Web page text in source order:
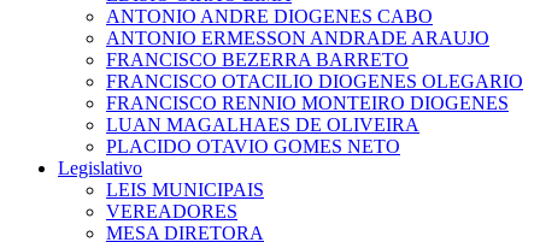
ANTONIO ANDRE DIOGENES CABO
ANTONIO ERMESSON ANDRADE ARAUJO
FRANCISCO BEZERRA BARRETO
FRANCISCO OTACILIO DIOGENES OLEGARIO
FRANCISCO RENNIO MONTEIRO DIOGENES
LUAN MAGALHAES DE OLIVEIRA
PLACIDO OTAVIO GOMES NETO
Legislativo
LEIS MUNICIPAIS
VEREADORES
MESA DIRETORA